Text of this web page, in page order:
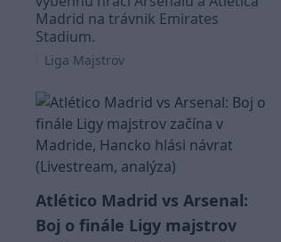
Madrid na trávnik Emirates
Stadium.
Liga Majstrov
Atlético Madrid vs Arsenal:
Boj o finále Ligy majstrov